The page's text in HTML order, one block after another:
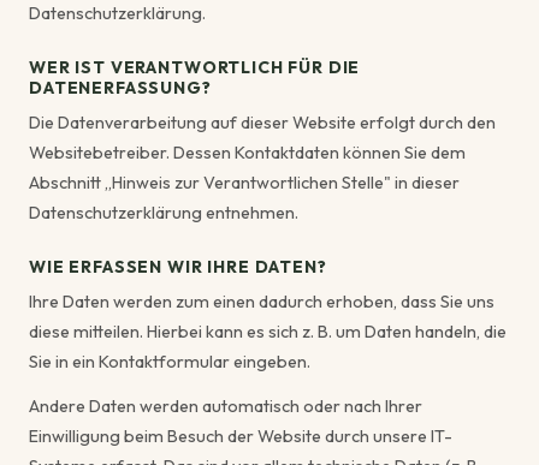
Datenschutzerklärung.
WER IST VERANTWORTLICH FÜR DIE
DATENERFASSUNG?
Die Datenverarbeitung auf dieser Website erfolgt durch den
Websitebetreiber. Dessen Kontaktdaten können Sie dem
Abschnitt „Hinweis zur Verantwortlichen Stelle" in dieser
Datenschutzerklärung entnehmen.
WIE ERFASSEN WIR IHRE DATEN?
Ihre Daten werden zum einen dadurch erhoben, dass Sie uns
diese mitteilen. Hierbei kann es sich z. B. um Daten handeln, die
Sie in ein Kontaktformular eingeben.
Andere Daten werden automatisch oder nach Ihrer
Einwilligung beim Besuch der Website durch unsere IT-